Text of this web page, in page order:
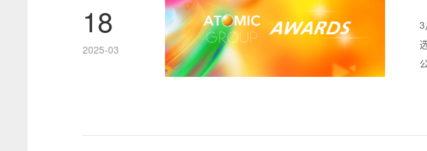
18
2025-03